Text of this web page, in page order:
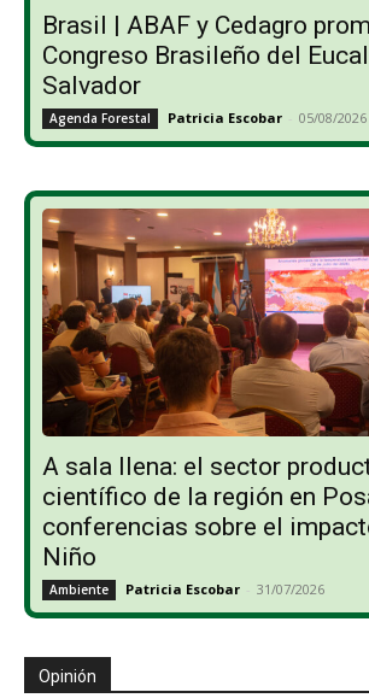
Brasil | ABAF y Cedagro
Congreso Brasileño del
Salvador
Agenda Forestal Patricia Escobar - 05/08/2026
A sala llena: el sector
científico de la región en
conferencias sobre el
Niño
Ambiente Patricia Escobar - 31/07/2026
Opinión